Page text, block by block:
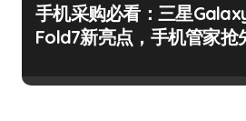
手机采购必看：三星
Fold7新亮点，手机管家抢